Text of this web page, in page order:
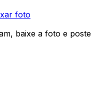
foto
baixe a foto e poste